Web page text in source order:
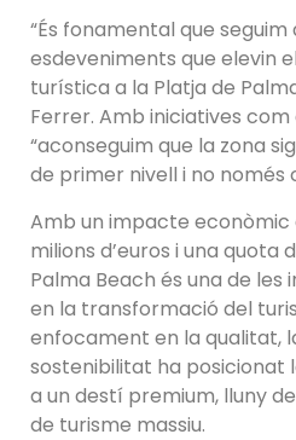
“És fonamental que
esdeveniments que elevin
turística a la Platja de
Ferrer. Amb iniciatives
“aconseguim que la zona
de primer nivell i no només
Amb un impacte econòmic
milions d’euros i una quota
Palma Beach és una de les
en la transformació del
enfocament en la qualitat,
sostenibilitat ha posicionat
a un destí premium, lluny
de turisme massiu.